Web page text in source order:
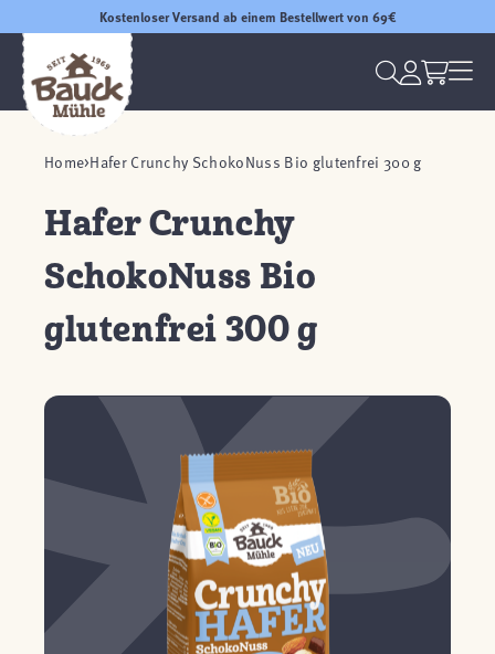
Kostenloser Versand ab einem Bestellwert von 69€
Home Hafer Crunchy SchokoNuss Bio glutenfrei 300 g
Hafer Crunchy
SchokoNuss Bio
glutenfrei 300 g